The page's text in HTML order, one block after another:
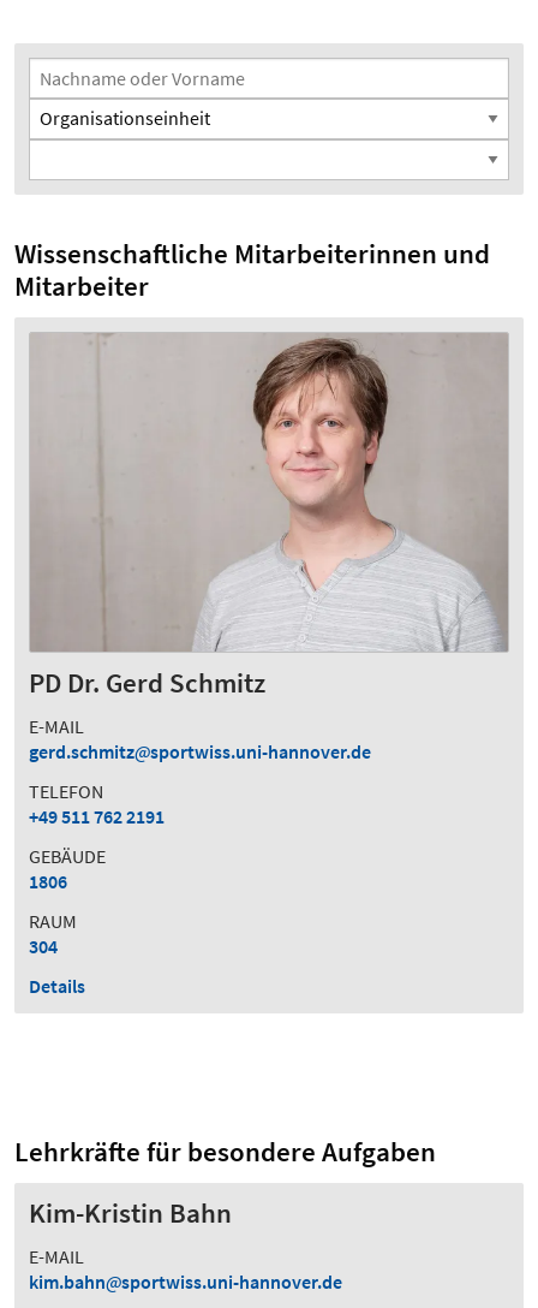
Suchfilter
Nachname oder Vorname
Organisationseinheit
Wissenschaftliche Mitarbeiterinnen und
Mitarbeiter
PD Dr. Gerd Schmitz
E-MAIL
gerd.schmitz
sportwiss.uni-hannover.de
TELEFON
+49 511 762 2191
GEBÄUDE
1806
RAUM
304
Details
Lehrkräfte für besondere Aufgaben
Kim-Kristin Bahn
E-MAIL
kim.bahn
sportwiss.uni-hannover.de